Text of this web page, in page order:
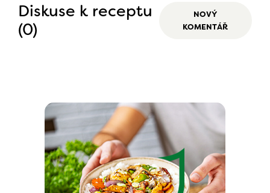
Diskuse k receptu
(0)
NOVÝ
KOMENTÁŘ